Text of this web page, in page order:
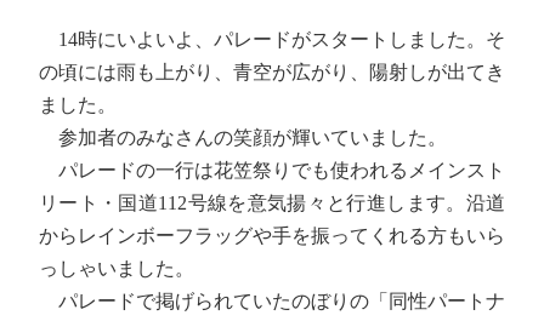
14時にいよいよ、パレードがスタートしました。そ
の頃には雨も上がり、青空が広がり、陽射しが出てき
ました。
参加者のみなさんの笑顔が輝いていました。
パレードの一行は花笠祭りでも使われるメインスト
リート・国道112号線を意気揚々と行進します。沿道
からレインボーフラッグや手を振ってくれる方もいら
っしゃいました。
パレードで掲げられていたのぼりの「同性パートナ